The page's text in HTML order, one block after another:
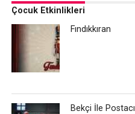
Çocuk Etkinlikleri
Fındıkkıran
Bekçi İle Postacı